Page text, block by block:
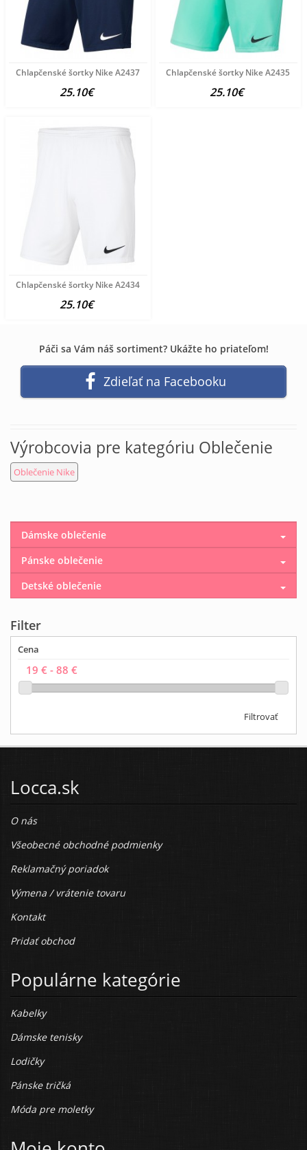
Chlapčenské šortky Nike A2437
25.10€
Chlapčenské šortky Nike A2435
25.10€
Chlapčenské šortky Nike A2434
25.10€
Páči sa Vám náš sortiment? Ukážte ho priateľom!
Zdieľať na Facebooku
Výrobcovia pre kategóriu Oblečenie
Oblečenie Nike
Dámske oblečenie
Pánske oblečenie
Detské oblečenie
Filter
Cena
Filtrovať
Locca.sk
O nás
Všeobecné obchodné podmienky
Reklamačný poriadok
Výmena / vrátenie tovaru
Kontakt
Pridať obchod
Populárne kategórie
Kabelky
Dámske tenisky
Lodičky
Pánske tričká
Móda pre moletky